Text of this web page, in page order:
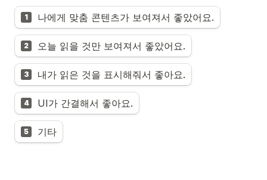
1 나에게 맞춤 콘텐츠가 보여져서 좋았어요.
2 오늘 읽을 것만 보여져서 좋았어요.
3 내가 읽은 것을 표시해줘서 좋아요.
4 UI가 간결해서 좋아요.
5 기타